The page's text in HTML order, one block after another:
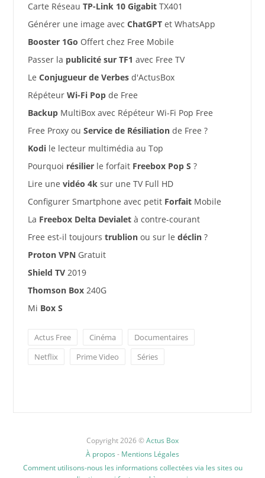
Carte Réseau TP-Link 10 GigabitTX401
Générer une image avec ChatGPTet WhatsApp
Booster 1Go Offert chez Free Mobile
Passer la publicité sur TF1 avec Free TV
Le Conjugueur de Verbesd'ActusBox
Répéteur Wi-Fi Popde Free
BackupMultiBox avec Répéteur Wi-Fi Pop Free
Free Proxy ou Service de Résiliationde Free ?
Kodile lecteur multimédia au Top
Pourquoi résilierle forfait Freebox Pop S ?
Lire une vidéo 4ksur une TV Full HD
Configurer Smartphone avec petit ForfaitMobile
La Freebox Delta Devialetà contre-courant
Free est-il toujours trublionou sur le déclin?
Proton VPN Gratuit
Shield TV2019
Thomson Box240G
Mi Box S
Actus Free Cinéma
Documentaires
Netflix
Prime Video Séries
Copyright 2026 ©Actus Box
À propos - Mentions Légales
Comment utilisons-nous les informations collectées via les sites ou